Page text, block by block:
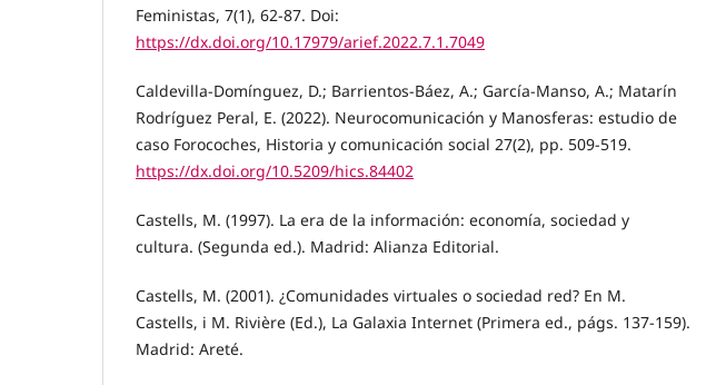
Feministas, 7(1), 62-87. Doi:
https://dx.doi.org/10.17979/arief.2022.7.1.7049
Caldevilla-Domínguez, D.; Barrientos-Báez, A.; García-Manso, A.; Matarín
Rodríguez Peral, E. (2022). Neurocomunicación y Manosferas: estudio de
caso Forocoches, Historia y comunicación social 27(2), pp. 509-519.
https://dx.doi.org/10.5209/hics.84402
Castells, M. (1997). La era de la información: economía, sociedad y
cultura. (Segunda ed.). Madrid: Alianza Editorial.
Castells, M. (2001). ¿Comunidades virtuales o sociedad red? En M.
Castells, i M. Rivière (Ed.), La Galaxia Internet (Primera ed., págs. 137-159).
Madrid: Areté.